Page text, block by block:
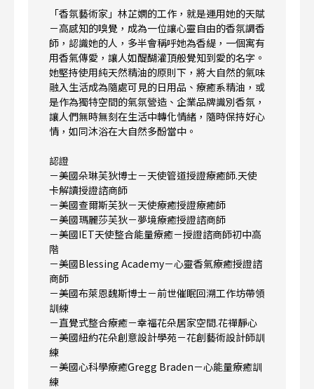
「香氛藝術家」林芷嫻的工作，就是運用她的天賦
－高感知的嗅覺，成為一位讓心靈自由的香氛調香
師，認識她的人，多半會稱呼她為香緹，一個寓有
用香氣傳愛，讓人如醍醐灌頂般覺知到愛的名字。
她堅持使用純天然精油的原則下，將大自然的氣味
融入生活成為隨處可見的日用品、療癒系精油，或
是作為獨特空間的氣氛營造、企業品牌識別香氛，
讓人們無時無刻在生活中轉化情緒，隨時保持好心
情，如同沐浴在大自然多酚當中。
認證
－美國朵琳芙狄博士－天使管道授證療癒師.天使
卡解讀授證諮商師
－美國查爾斯芙狄－天使療癒授證療癒師
－美國瑪麗莎芙狄－夢境療癒授證諮商師
－美國IET天使整合能量療癒－授證諮商師初中高
階
－美國Blessing Academy－心靈香氣療癒授證諮
商師
－美國布萊恩魏斯博士－前世催眠回溯工作坊帶領
訓練
－直覺式整合療癒－幸福花朵居家空間.花禪靜心
－美國紐約花朵創意設計學苑－花創藝術設計師訓
練
－美國心科學療癒Gregg Braden－心能量療癒訓
練